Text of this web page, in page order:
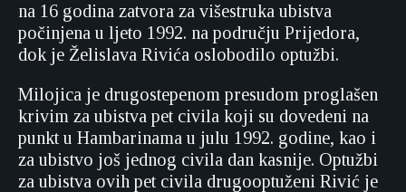
na 16 godina zatvora za višestruka ubistva
počinjena u ljeto 1992. na području Prijedora,
dok je Želislava Rivića oslobodilo optužbi.
Milojica je drugostepenom presudom proglašen
krivim za ubistva pet civila koji su dovedeni na
punkt u Hambarinama u julu 1992. godine, kao i
za ubistvo još jednog civila dan kasnije. Optužbi
za ubistva ovih pet civila drugooptuženi Rivić je